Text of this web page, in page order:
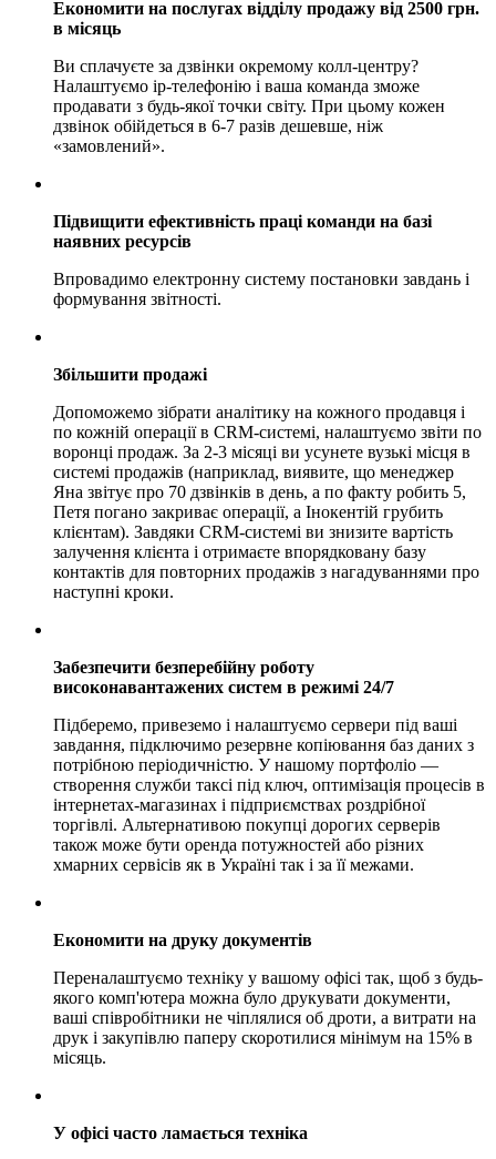
Економити на послугах відділу продажу від 2500 грн.
в місяць
Ви сплачуєте за дзвінки окремому колл-центру?
Налаштуємо ip-телефонію і ваша команда зможе
продавати з будь-якої точки світу. При цьому кожен
дзвінок обійдеться в 6-7 разів дешевше, ніж
«замовлений».
Підвищити ефективність праці команди на базі
наявних ресурсів
Впровадимо електронну систему постановки завдань і
формування звітності.
Збільшити продажі
Допоможемо зібрати аналітику на кожного продавця і
по кожній операції в CRM-системі, налаштуємо звіти по
воронці продаж. За 2-3 місяці ви усунете вузькі місця в
системі продажів (наприклад, виявите, що менеджер
Яна звітує про 70 дзвінків в день, а по факту робить 5,
Петя погано закриває операції, а Інокентій грубить
клієнтам). Завдяки CRM-системі ви знизите вартість
залучення клієнта і отримаєте впорядковану базу
контактів для повторних продажів з нагадуваннями про
наступні кроки.
Забезпечити безперебійну роботу
високонавантажених систем в режимі 24/7
Підберемо, привеземо і налаштуємо сервери під ваші
завдання, підключимо резервне копіювання баз даних з
потрібною періодичністю. У нашому портфоліо —
створення служби таксі під ключ, оптимізація процесів в
інтернетах-магазинах і підприємствах роздрібної
торгівлі. Альтернативою покупці дорогих серверів
також може бути оренда потужностей або різних
хмарних сервісів як в Україні так і за її межами.
Економити на друку документів
Переналаштуємо техніку у вашому офісі так, щоб з будь-
якого комп'ютера можна було друкувати документи,
ваші співробітники не чіплялися об дроти, а витрати на
друк і закупівлю паперу скоротилися мінімум на 15% в
місяць.
У офісі часто ламається техніка